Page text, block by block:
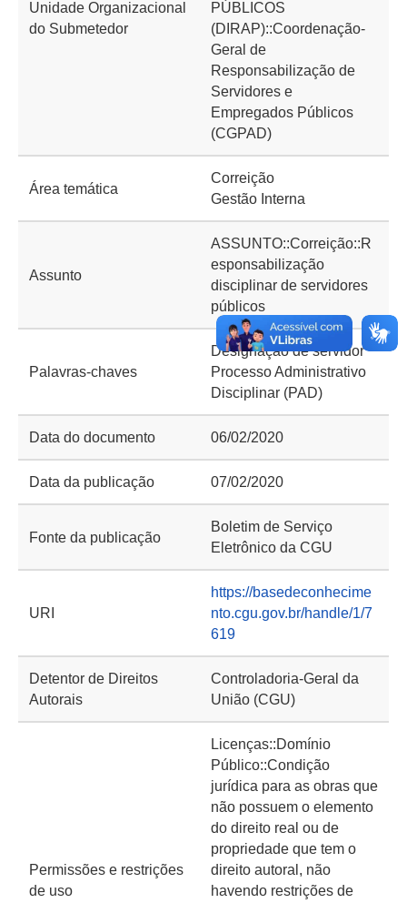
Unidade Organizacional
do Submetedor
PÚBLICOS
(DIRAP)::Coordenação-
Geral de
Responsabilização de
Servidores e
Empregados Públicos
(CGPAD)
Área temática
Correição
Gestão Interna
Assunto
ASSUNTO::Correição::R
esponsabilização
disciplinar de servidores
públicos
Palavras-chaves
Designação de servidor
Processo Administrativo
Disciplinar (PAD)
Data do documento 06/02/2020
Data da publicação 07/02/2020
Fonte da publicação
Boletim de Serviço
Eletrônico da CGU
URI
https://basedeconhecime
nto.cgu.gov.br/handle/1/7
619
Detentor de Direitos
Autorais
Controladoria-Geral da
União (CGU)
Permissões e restrições
de uso
Licenças::Domínio
Público::Condição
jurídica para as obras que
não possuem o elemento
do direito real ou de
propriedade que tem o
direito autoral, não
havendo restrições de